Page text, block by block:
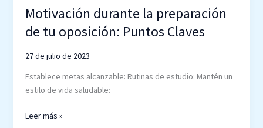
Motivación durante la preparación
de tu oposición: Puntos Claves
27 de julio de 2023
Establece metas alcanzable: Rutinas de estudio: Mantén un
estilo de vida saludable:
Leer más »